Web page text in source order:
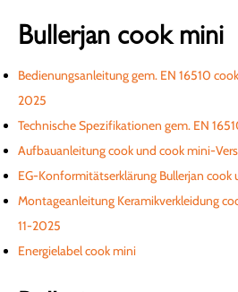
Bullerjan cook mini
Bedienungsanleitung gem. EN 16510
2025
Technische Spezifikationen gem. EN
Aufbauanleitung cook und cook mini-
EG-Konformitätserklärung Bullerjan cook
Montageanleitung Keramikverkleidung
11-2025
Energielabel cook mini